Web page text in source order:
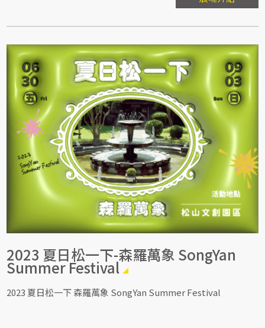
2023 夏日松一下-森羅萬象 SongYan
Summer Festival
2023 夏日松一下 森羅萬象 SongYan Summer Festival